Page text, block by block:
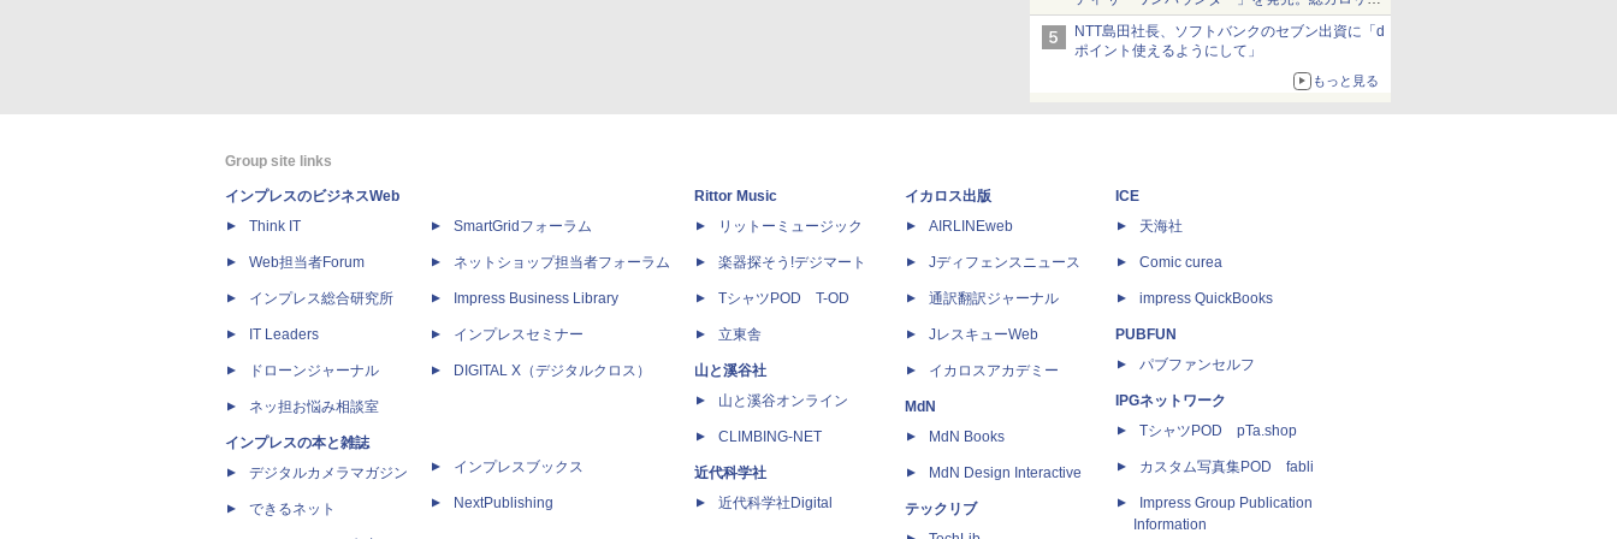
約1656kcal、総重量約527g！
NTT島田社長、ソフトバンクのセブン出資に「d
ポイント使えるようにして」
もっと見る
Group site links
インプレスのビジネスWeb
Think IT
Web担当者Forum
インプレス総合研究所
IT Leaders
ドローンジャーナル
ネッ担お悩み相談室
インプレスの本と雑誌
デジタルカメラマガジン
できるネット
SmartGridフォーラム
ネットショップ担当者フォーラム
Impress Business Library
インプレスセミナー
DIGITAL X（デジタルクロス）
インプレスブックス
NextPublishing
Rittor Music
リットーミュージック
楽器探そう!デジマート
TシャツPOD T-OD
立東舎
山と溪谷社
山と溪谷オンライン
CLIMBING-NET
近代科学社
近代科学社Digital
イカロス出版
AIRLINEweb
Jディフェンスニュース
通訳翻訳ジャーナル
JレスキューWeb
イカロスアカデミー
MdN
MdN Books
MdN Design Interactive
テックリブ
ICE
天海社
Comic curea
impress QuickBooks
PUBFUN
パブファンセルフ
IPGネットワーク
TシャツPOD pTa.shop
カスタム写真集POD fabli
Impress Group Publication
Information